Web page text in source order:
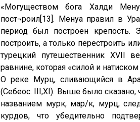
«Могуществом бога Халди
пост¬роил[13]. Менуа правил в
период был построен
построить, а только перестроить
турецкий путешественник ХVII
равнине, которая «силой и
О реке Мурц, сливающийся в
(Себеос. III,XI). Выше было сказано,
названием мурк, мар/к, мурц,
курдов, что убедительно